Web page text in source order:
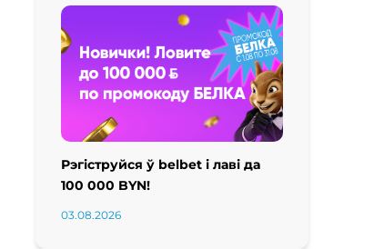
Рэгіструйся ў belbet і лаві да
100 000 BYN!
03.08.2026